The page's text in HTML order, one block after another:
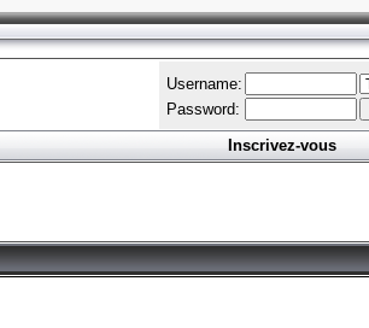
Connect
L'équipe
Hall Of Fame
Username:
Password:
Inscrivez-vous